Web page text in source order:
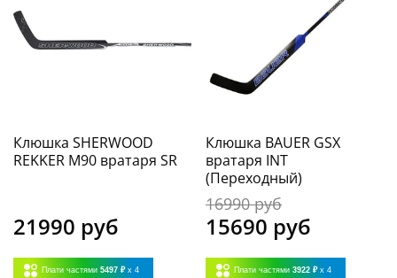
Клюшка SHERWOOD
REKKER M90 вратаря SR
21990 руб
Плати частями 5497 ₽ x 4
Клюшка BAUER GSX
вратаря INT
(Переходный)
16990 руб
15690 руб
Плати частями 3922 ₽ x 4